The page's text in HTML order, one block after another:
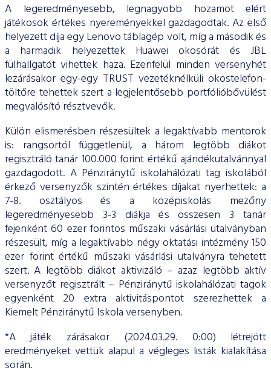
A legeredményesebb, legnagyobb hozamot elért
játékosok értékes nyereményekkel gazdagodtak. Az első
helyezett díja egy Lenovo táblagép volt, míg a második és
a harmadik helyezettek Huawei okosórát és JBL
fülhallgatót vihettek haza. Ezenfelül minden versenyhét
lezárásakor egy-egy TRUST vezetéknélküli okostelefon-
töltőre tehettek szert a legjelentősebb portfólióbővülést
megvalósító résztvevők.
Külön elismerésben részesültek a legaktívabb mentorok
is: rangsortól függetlenül, a három legtöbb diákot
regisztráló tanár 100.000 forint értékű ajándékutalvánnyal
gazdagodott. A Pénziránytű iskolahálózati tag iskolából
érkező versenyzők szintén értékes díjakat nyerhettek: a
7-8. osztályos és a középiskolás mezőny
legeredményesebb 3-3 diákja és összesen 3 tanár
fejenként 60 ezer forintos műszaki vásárlási utalványban
részesült, míg a legaktívabb négy oktatási intézmény 150
ezer forint értékű műszaki vásárlási utalványra tehetett
szert. A legtöbb diákot aktivizáló – azaz legtöbb aktív
versenyzőt regisztrált – Pénziránytű iskolahálózati tagok
egyenként 20 extra aktivitáspontot szerezhettek a
Kiemelt Pénziránytű Iskola versenyben.
*A játék zárásakor (2024.03.29. 0:00) létrejött
eredményeket vettük alapul a végleges listák kialakítása
során.